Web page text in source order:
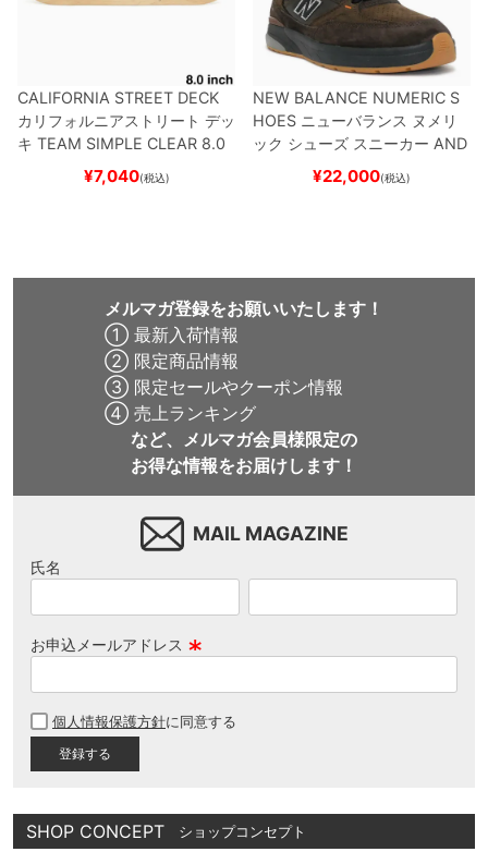
CALIFORNIA STREET DECK
カリフォルニアストリート デッ
キ TEAM SIMPLE CLEAR 8.0
ブランク（DSM）
ード スケボー
¥7,040(税込)
NEW BALANCE NUMERIC S
HOES ニューバランス ヌメリ
ック シューズ スニーカー AND
REW REYNOLDS 933
BROWN/BLACKスケート
¥22,000(税込)
メルマガ登録をお願いいたします！
① 最新入荷情報
② 限定商品情報
③ 限定セールやクーポン情報
④ 売上ランキング
など、メルマガ会員様限定の
お得な情報をお届けします！
MAIL MAGAZINE
氏名
お申込メールアドレス
須
個人情報保護方針に同意する
SHOP CONCEPT ショップコンセプト